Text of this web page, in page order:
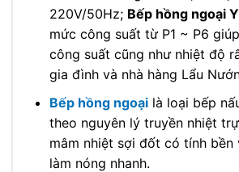
220V/50Hz; Bếp hồng ngoại
mức công suất từ P1 ~ P6
công suất cũng như nhiệt độ
gia đình và nhà hàng Lẩu
Bếp hồng ngoạilà loại bếp
theo nguyên lý truyền nhiệt
mâm nhiệt sợi đốt có tính bền
làm nóng nhanh.